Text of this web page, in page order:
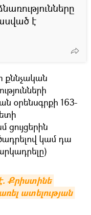
է
քննչական
օրենսգրքի 163-
կամ դա
Քրիստինե
ատելության